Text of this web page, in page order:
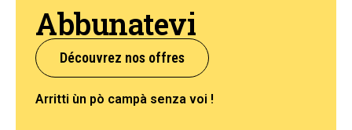
Abbunatevi
Découvrez nos offres
Arritti ùn pò campà senza voi !